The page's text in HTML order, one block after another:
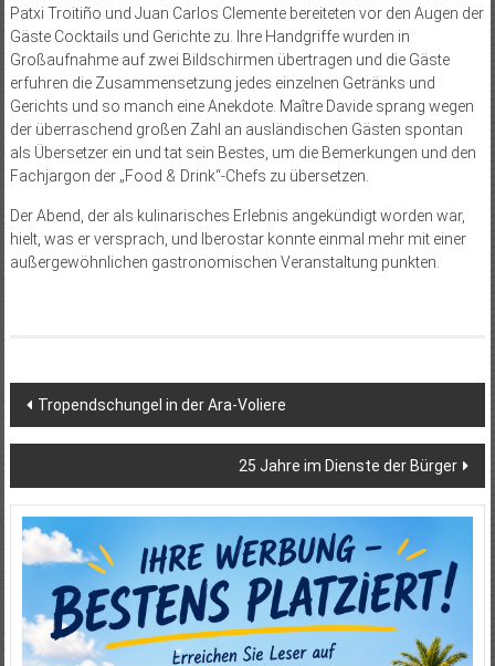
Patxi Troitiño und Juan Carlos Clemente bereiteten vor den Augen der
Gäste Cocktails und Gerichte zu. Ihre Handgriffe wurden in
Großaufnahme auf zwei Bildschirmen übertragen und die Gäste
erfuhren die Zusammensetzung jedes einzelnen Getränks und
Gerichts und so manch eine Anekdote. Maître Davide sprang wegen
der überraschend großen Zahl an ausländischen Gästen spontan
als Übersetzer ein und tat sein Bestes, um die Bemerkungen und den
Fachjargon der „Food & Drink“-Chefs zu übersetzen.
Der Abend, der als kulinarisches Erlebnis angekündigt worden war,
hielt, was er versprach, und Iberostar konnte einmal mehr mit einer
außergewöhnlichen gastronomischen Veranstaltung punkten.
Beitragsnavigation
Tropendschungel in der Ara-Voliere
25 Jahre im Dienste der Bürger